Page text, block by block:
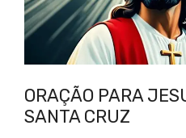
ORAÇÃO PARA
SANTA CRUZ